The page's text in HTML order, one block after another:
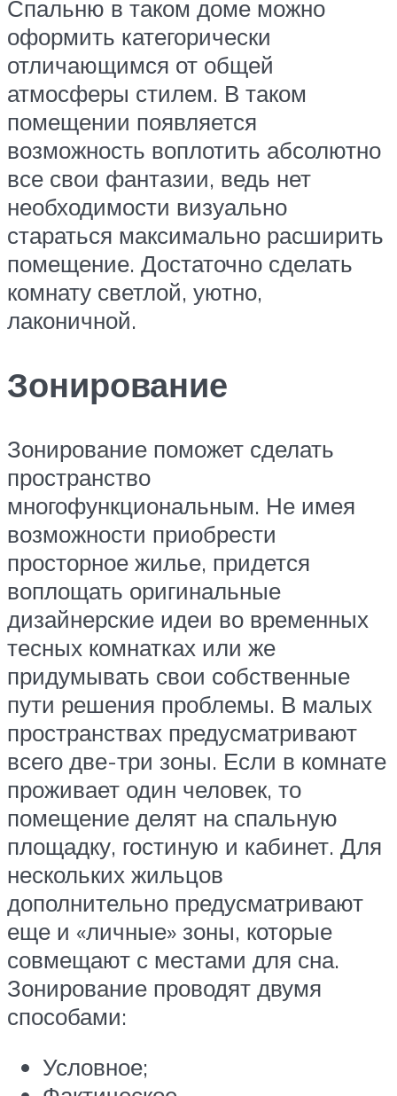
Спальню в таком доме можно
оформить категорически
отличающимся от общей
атмосферы стилем. В таком
помещении появляется
возможность воплотить абсолютно
все свои фантазии, ведь нет
необходимости визуально
стараться максимально расширить
помещение. Достаточно сделать
комнату светлой, уютно,
лаконичной.
Зонирование
Зонирование поможет сделать
пространство
многофункциональным. Не имея
возможности приобрести
просторное жилье, придется
воплощать оригинальные
дизайнерские идеи во временных
тесных комнатках или же
придумывать свои собственные
пути решения проблемы. В малых
пространствах предусматривают
всего две-три зоны. Если в комнате
проживает один человек, то
помещение делят на спальную
площадку, гостиную и кабинет. Для
нескольких жильцов
дополнительно предусматривают
еще и «личные» зоны, которые
совмещают с местами для сна.
Зонирование проводят двумя
способами:
Условное;